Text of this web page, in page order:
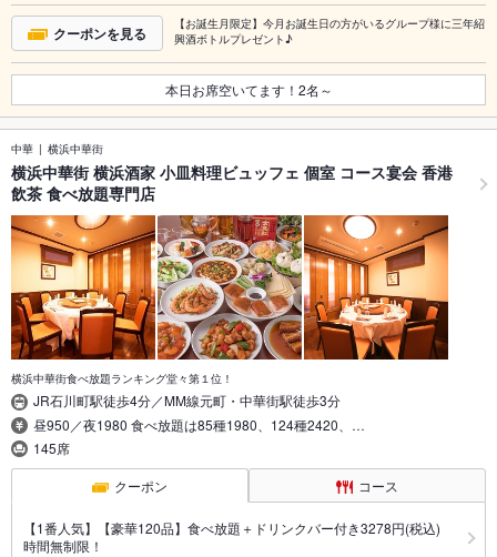
クーポンを見る
【お誕生月限定】今月お誕生日の方がいるグループ様に三年紹
興酒ボトルプレゼント♪
本日お席空いてます！ 2名～
中華 横浜中華街
横浜中華街 横浜酒家 小皿料理ビュッフェ 個室 コース宴会 香港
飲茶 食べ放題専門店
横浜中華街食べ放題ランキング堂々第１位！
JR石川町駅徒歩4分／MM線元町・中華街駅徒歩3分
昼950／夜1980 食べ放題は85種1980、124種2420、…
145席
クーポン コース
【1番人気】【豪華120品】食べ放題＋ドリンクバー付き3278円(税込)
時間無制限！